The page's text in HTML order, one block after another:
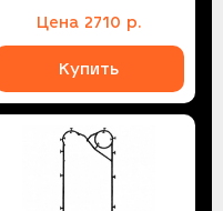
Цена 2710 р.
Купить